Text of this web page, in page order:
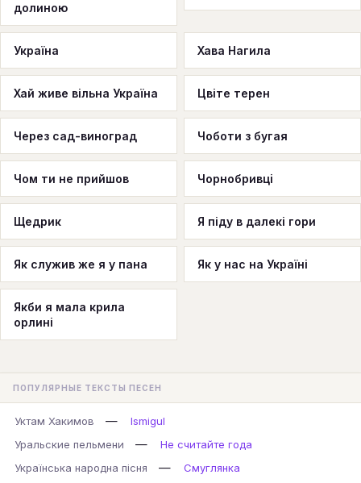
долиною
Україна Хава Нагила
Хай живе вільна Україна Цвіте терен
Через сад-виноград Чоботи з бугая
Чом ти не прийшов Чорнобривці
Щедрик Я піду в далекі гори
Як служив же я у пана Як у нас на Україні
Якби я мала крила
орлині
ПОПУЛЯРНЫЕ ТЕКСТЫ ПЕСЕН
Уктам Хакимов —
Ismigul
Уральские пельмени
—
Не считайте года
Українська народна пісня
—
Смуглянка